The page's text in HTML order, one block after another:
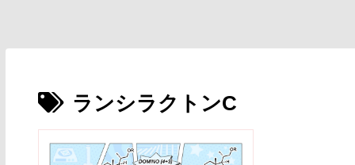
ランシラクトンC